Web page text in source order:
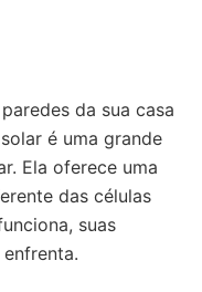
da sua casa
é uma grande
Ela oferece uma
das células
suas